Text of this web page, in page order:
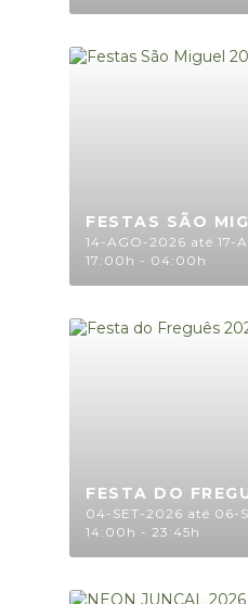
FESTAS SÃO
14-AGO-2026 até 17-
17:00h - 04:00h
FESTA DO
04-SET-2026 até 06-
14:00h - 23:45h